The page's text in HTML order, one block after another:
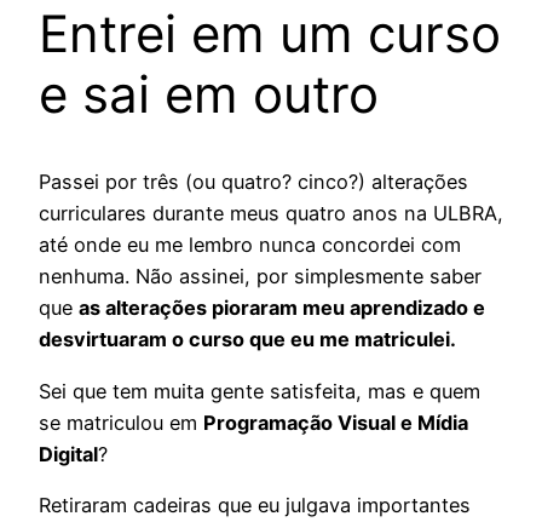
Entrei em um curso
e sai em outro
Passei por três (ou quatro? cinco?) alterações
curriculares durante meus quatro anos na ULBRA,
até onde eu me lembro nunca concordei com
nenhuma. Não assinei, por simplesmente saber
que as alterações pioraram meu aprendizado e
desvirtuaram o curso que eu me matriculei.
Sei que tem muita gente satisfeita, mas e quem
se matriculou em Programação Visual e Mídia
Digital?
Retiraram cadeiras que eu julgava importantes